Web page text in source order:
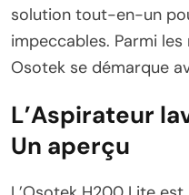
solution tout-en-un
impeccables. Parmi
Osotek se démarque
L’Aspirateur
Un aperçu